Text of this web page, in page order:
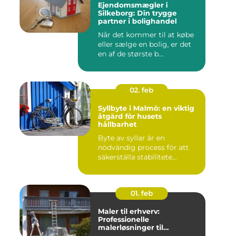
Ejendomsmægler i
Silkeborg: Din trygge
partner i bolighandel
Når det kommer til at købe
eller sælge en bolig, er det
en af de største b...
02. feb
Syllbyte i Malmö: en viktig
åtgärd för husets
hållbarhet
Byte av syllar är en
nödvändig process för att
säkerställa stabilitete...
01. feb
Maler til erhverv:
Professionelle
malerløsninger til